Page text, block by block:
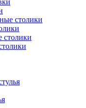
столики
столики